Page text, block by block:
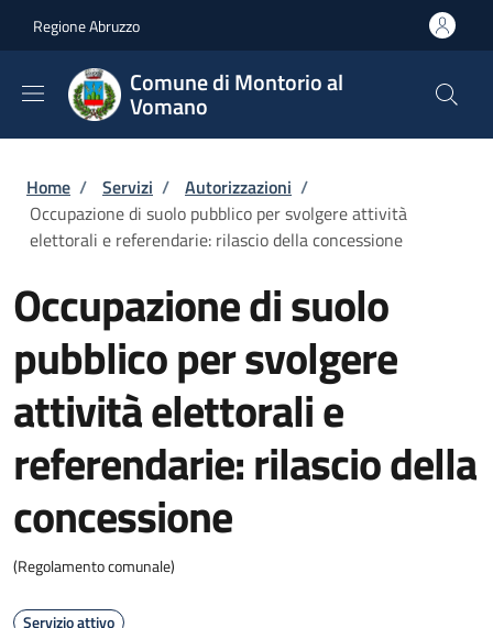
Regione Abruzzo
Comune di Montorio al
Vomano
Briciole di pane
Home / Servizi / Autorizzazioni /
Occupazione di suolo pubblico per svolgere attività
elettorali e referendarie: rilascio della concessione
Occupazione di suolo
pubblico per svolgere
attività elettorali e
referendarie: rilascio della
concessione
(Regolamento comunale)
Servizio attivo